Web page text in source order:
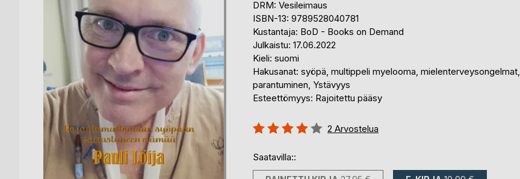
DRM: Vesileimaus
ISBN-13: 9789528040781
Kustantaja: BoD - Books on Demand
Julkaistu: 17.06.2022
Kieli: suomi
Hakusanat: syöpä, multippeli myelooma, mielenterveysongelmat,
parantuminen, Ystävyys
Esteettömyys: Rajoitettu pääsy
Arvostelu::
2 Arvostelua
Saatavilla::